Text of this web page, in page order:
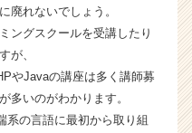
廃れないでしょう。
ングスクールを受講したり
が、
やJavaの講座は多く講師募
多いのがわかります。
系の言語に最初から取り組